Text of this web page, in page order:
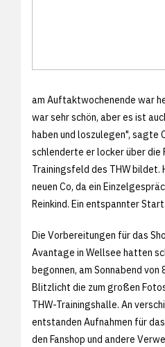
am Auftaktwochenende war
war sehr schön, aber es ist
haben und loszulegen", sagte
schlenderte er locker über die
Trainingsfeld des THW bildet.
neuen Co, da ein
Reinkind. Ein entspannter Start.
Die Vorbereitungen für das
Avantage in Wellsee hatten
begonnen, am Sonnabend von
Blitzlicht die zum großen
THW-Trainingshalle. An
entstanden Aufnahmen für
den Fanshop und andere